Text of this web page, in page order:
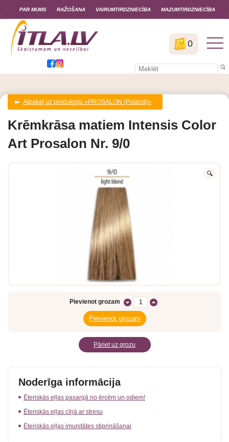
0
PAR MUMS RAŽOŠANA VAIRUMTIRDZNIECĪBA MAZUMTIRDZNIECĪBA
Atpakaļ uz produkciju «PROSALON (Poland)»
Krēmkrāsa matiem Intensis Color
Art Prosalon Nr. 9/0
Pievienot grozam
Pāriet uz grozu
Noderīga informācija
Ēteriskās eļļas pasargā no ērcēm un odiem!
Ēteriskās eļļas cīņā ar stresu
Ēteriskās eļļas imunitātes stiprināšanai